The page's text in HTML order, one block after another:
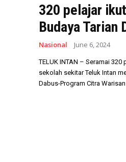
320 pelajar
Budaya Tarian
Nasional June 6, 2024
TELUK INTAN – Seramai
sekolah sekitar Teluk Intan
Dabus-Program Citra Warisan